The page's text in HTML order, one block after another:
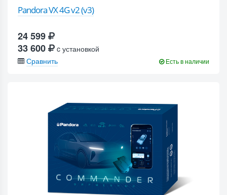
Pandora VX 4G v2 (v3)
24 599
33 600
c установкой
Сравнить
Есть в наличии